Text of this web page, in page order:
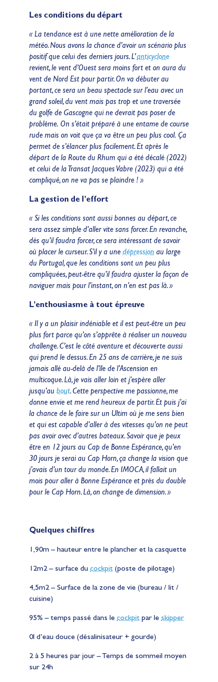
Les conditions du départ
« La tendance est à une nette amélioration de la
météo. Nous avons la chance d’avoir un scénario plus
positif que celui des derniers jours. L’anticyclone
revient, le vent d’Ouest sera moins fort et on aura du
vent de Nord Est pour partir. On va débuter au
portant, ce sera un beau spectacle sur l’eau avec un
grand soleil, du vent mais pas trop et une traversée
du golfe de Gascogne qui ne devrait pas poser de
problème. On s’était préparé à une entame de course
rude mais on voit que ça va être un peu plus cool. Ça
permet de s’élancer plus facilement. Et après le
départ de la Route du Rhum qui a été décalé (2022)
et celui de la Transat Jacques Vabre (2023) qui a été
compliqué, on ne va pas se plaindre ! »
La gestion de l’effort
« Si les conditions sont aussi bonnes au départ, ce
sera assez simple d’aller vite sans forcer. En revanche,
dès qu’il faudra forcer, ce sera intéressant de savoir
où placer le curseur. S’il y a une dépression au large
du Portugal, que les conditions sont un peu plus
compliquées, peut-être qu’il faudra ajuster la façon de
naviguer mais pour l’instant, on n’en est pas là. »
L’enthousiasme à tout épreuve
« Il y a un plaisir indéniable et il est peut-être un peu
plus fort parce qu’on s’apprête à réaliser un nouveau
challenge. C’est le côté aventure et découverte aussi
qui prend le dessus. En 25 ans de carrière, je ne suis
jamais allé au-delà de l’île de l’Ascension en
multicoque. Là, je vais aller loin et j’espère aller
jusqu’au bout. Cette perspective me passionne, me
donne envie et me rend heureux de partir. Et puis j’ai
la chance de le faire sur un Ultim où je me sens bien
et qui est capable d’aller à des vitesses qu’on ne peut
pas avoir avec d’autres bateaux. Savoir que je peux
être en 12 jours au Cap de Bonne Espérance, qu’en
30 jours je serai au Cap Horn, ça change la vision que
j’avais d’un tour du monde. En IMOCA, il fallait un
mois pour aller à Bonne Espérance et près du double
pour le Cap Horn. Là, on change de dimension. »
Quelques chiffres
1,90m – hauteur entre le plancher et la casquette
12m2 – surface du cockpit (poste de pilotage)
4,5m2 – Surface de la zone de vie (bureau / lit /
cuisine)
95% – temps passé dans le cockpit par le skipper
0l d’eau douce (désalinisateur + gourde)
2 à 5 heures par jour – Temps de sommeil moyen
sur 24h